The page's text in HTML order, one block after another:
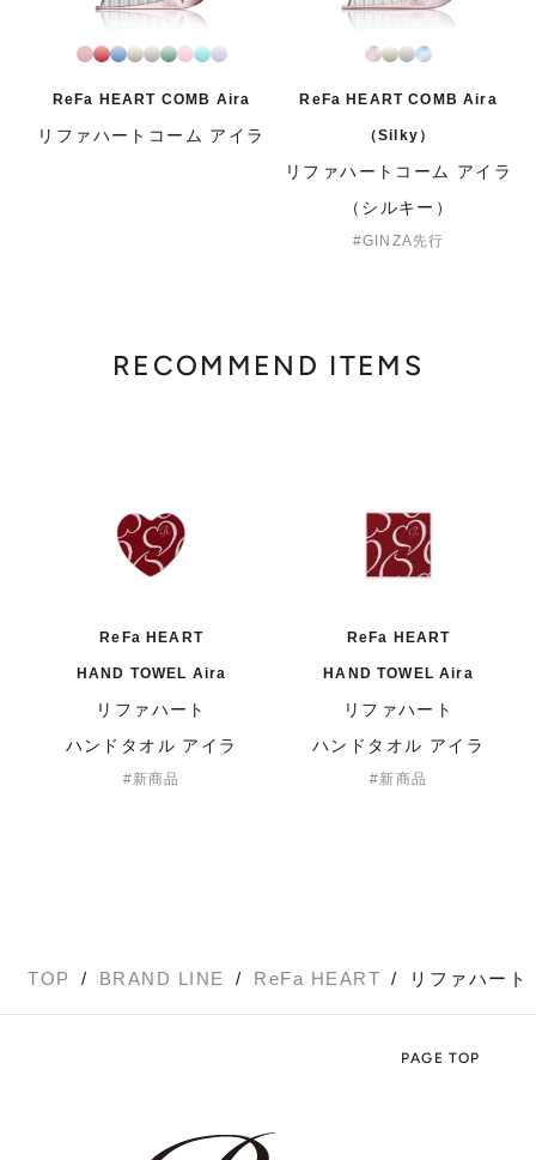
ReFa HEART COMB Aira
リファハートコーム アイラ
ReFa HEART COMB Aira
（Silky）
リファハートコーム アイラ
（シルキー）
GINZA先行
RECOMMEND ITEMS
ReFa HEART
HAND TOWEL Aira
リファハート
ハンドタオル アイラ
新商品
ReFa HEART
HAND TOWEL Aira
リファハート
ハンドタオル アイラ
新商品
TOP BRAND LINE ReFa HEART リファハート
PAGE TOP